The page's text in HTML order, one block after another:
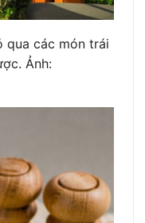
qua các món trái
Ảnh: